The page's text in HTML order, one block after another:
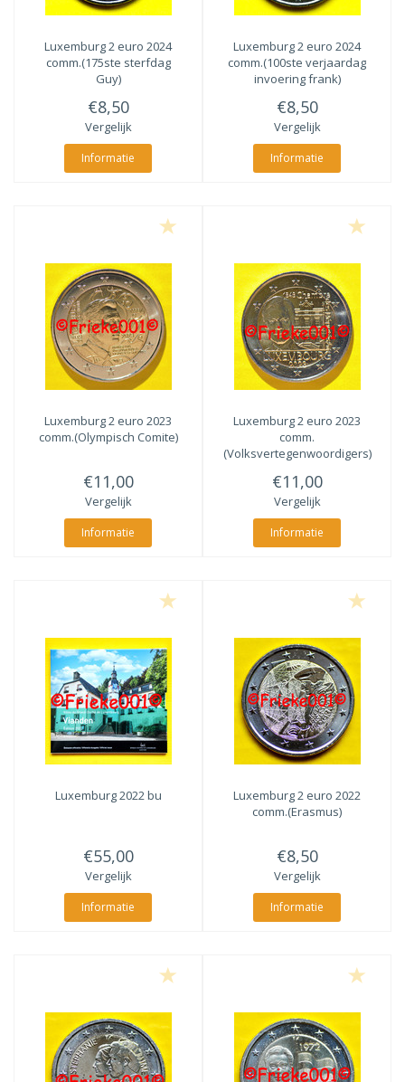
Luxemburg 2 euro 2024
comm.(175ste sterfdag
Guy)
€8,50
Vergelijk
Informatie
Luxemburg 2 euro 2024
comm.(100ste verjaardag
invoering frank)
€8,50
Vergelijk
Informatie
Luxemburg 2 euro 2023
comm.(Olympisch Comite)
€11,00
Vergelijk
Informatie
Luxemburg 2 euro 2023
comm.
(Volksvertegenwoordigers)
€11,00
Vergelijk
Informatie
Luxemburg 2022 bu
€55,00
Vergelijk
Informatie
Luxemburg 2 euro 2022
comm.(Erasmus)
€8,50
Vergelijk
Informatie